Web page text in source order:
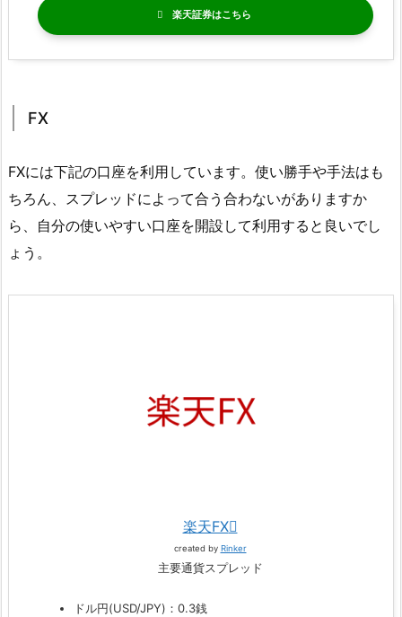
楽天証券
FX
FXには下記の口座を利用しています。使い勝手や手法はも
ちろん、スプレッドによって合う合わないがありますか
ら、自分の使いやすい口座を開設して利用すると良いでし
ょう。
楽天FX
created by Rinker
主要通貨スプレッド
ドル円(USD/JPY)：0.3銭